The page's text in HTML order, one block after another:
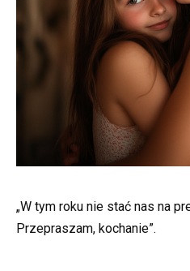
„W tym roku nie stać nas na
Przepraszam, kochanie”.